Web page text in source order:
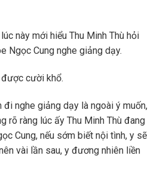
này mới hiểu Thu Minh Thù hỏi
Ngọc Cung nghe giảng dạy.
cười khổ.
nghe giảng dạy là ngoài ý muốn,
rõ ràng lúc ấy Thu Minh Thù đang
Cung, nếu sớm biết nội tình, y sẽ
vài lần sau, y đương nhiên liền